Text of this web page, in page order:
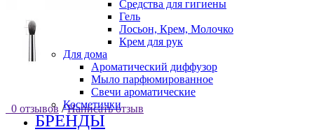
Средства для гигиены
Гель
Лосьон, Крем, Молочко
Крем для рук
Для дома
Ароматический диффузор
Мыло парфюмированное
Свечи ароматические
Косметички
БРЕНДЫ
0 отзывов / Написать отзыв